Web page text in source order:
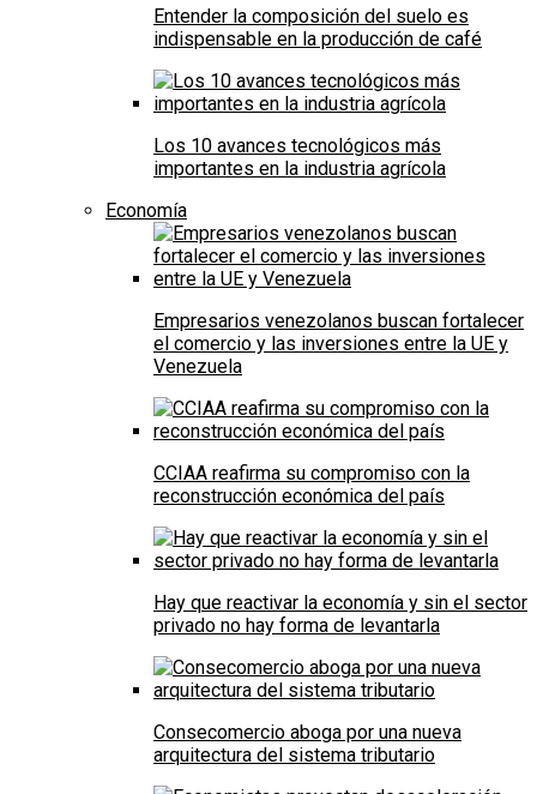
Entender la composición del suelo es
indispensable en la producción de café
Los 10 avances tecnológicos más
importantes en la industria agrícola
Economía
Empresarios venezolanos buscan fortalecer
el comercio y las inversiones entre la UE y
Venezuela
CCIAA reafirma su compromiso con la
reconstrucción económica del país
Hay que reactivar la economía y sin el sector
privado no hay forma de levantarla
Consecomercio aboga por una nueva
arquitectura del sistema tributario